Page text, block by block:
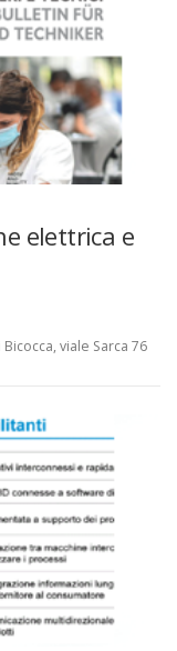
elettrica e
viale Sarca 76